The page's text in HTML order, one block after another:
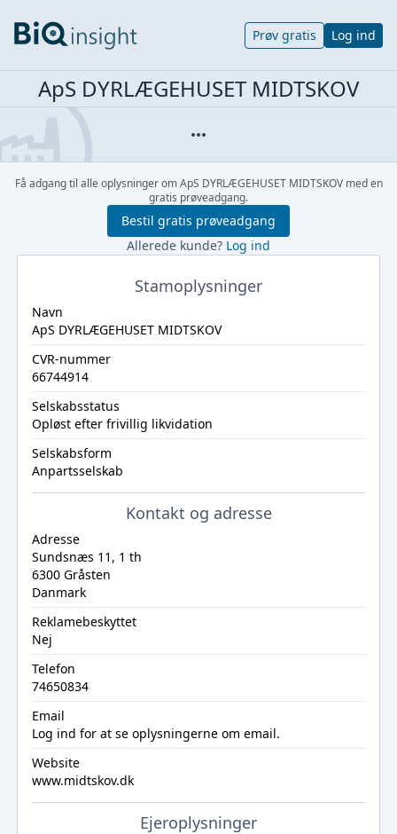
Prøv gratis Log ind
ApS DYRLÆGEHUSET MIDTSKOV
Få adgang til alle oplysninger om ApS DYRLÆGEHUSET MIDTSKOV med en
gratis prøveadgang.
Bestil gratis prøveadgang
Allerede kunde? Log ind
Stamoplysninger
Navn
ApS DYRLÆGEHUSET MIDTSKOV
CVR-nummer
66744914
Selskabsstatus
Opløst efter frivillig likvidation
Selskabsform
Anpartsselskab
Kontakt og adresse
Adresse
Sundsnæs 11, 1 th
6300 Gråsten
Danmark
Reklamebeskyttet
Nej
Telefon
74650834
Email
Log ind for at se oplysningerne om email.
Website
www.midtskov.dk
Ejeroplysninger